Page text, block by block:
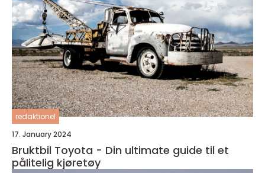
redaktionel
17. January 2024
Bruktbil Toyota - Din ultimate guide til et
pålitelig kjøretøy